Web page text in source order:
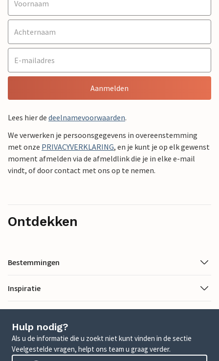
Aanmelden
Lees hier de deelnamevoorwaarden.
We verwerken je persoonsgegevens in overeenstemming
met onze PRIVACYVERKLARING, en je kunt je op elk gewenst
moment afmelden via de afmeldlink die je in elke e-mail
vindt, of door contact met ons op te nemen.
Ontdekken
Bestemmingen
Inspiratie
Hulp nodig?
Als u de informatie die u zoekt niet kunt vinden in de sectie
Veelgestelde vragen, helpt ons team u graag verder.